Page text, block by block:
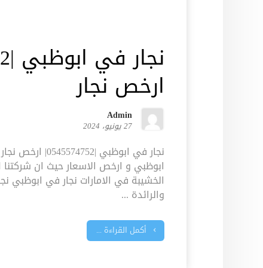
ارخص نجار
Admin
27 يونيو، 2024
نجار في ابوظبي
ابوظبي و ارخص الاسعار حيث ان
الخشيبة في الامارات نجار في ابوظبي
والرائدة ...
أكمل القراءة ...